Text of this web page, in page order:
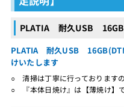
PLATIA 耐久USB
PLATIA 耐久USB
けいたします
○ 清掃は丁寧に行っております
○ 『本体日焼け』は【薄焼け】